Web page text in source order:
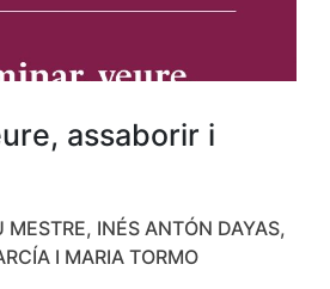
assaborir i
MESTRE, INÉS ANTÓN DAYAS,
I MARIA TORMO